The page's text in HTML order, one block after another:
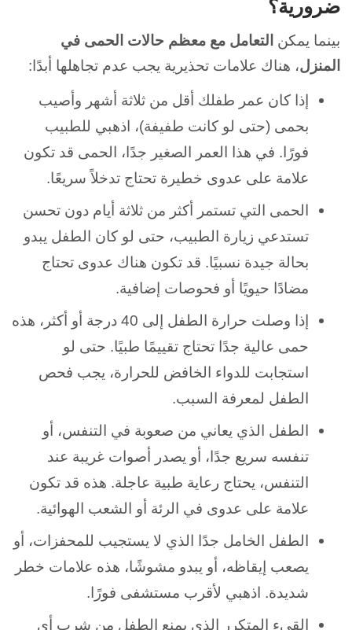
ضرورية؟
بينما يمكن التعامل مع معظم حالات الحمى في
المنزل، هناك علامات تحذيرية يجب عدم تجاهلها أبدًا:
إذا كان عمر طفلك أقل من ثلاثة أشهر وأصيب
بحمى (حتى لو كانت طفيفة)، اذهبي للطبيب
فورًا. في هذا العمر الصغير جدًا، الحمى قد تكون
علامة على عدوى خطيرة تحتاج تدخلاً سريعًا.
الحمى التي تستمر أكثر من ثلاثة أيام دون تحسن
تستدعي زيارة الطبيب، حتى لو كان الطفل يبدو
بحالة جيدة نسبيًا. قد تكون هناك عدوى تحتاج
مضادًا حيويًا أو فحوصات إضافية.
إذا وصلت حرارة الطفل إلى 40 درجة أو أكثر، هذه
حمى عالية جدًا تحتاج تقييمًا طبيًا. حتى لو
استجابت للدواء الخافض للحرارة، يجب فحص
الطفل لمعرفة السبب.
الطفل الذي يعاني من صعوبة في التنفس، أو
تنفسه سريع جدًا، أو يصدر أصوات غريبة عند
التنفس، يحتاج رعاية طبية عاجلة. هذه قد تكون
علامة على عدوى في الرئة أو الشعب الهوائية.
الطفل الخامل جدًا الذي لا يستجيب للمحفزات، أو
يصعب إيقاظه، أو يبدو مشوشًا، هذه علامات خطر
شديدة. اذهبي لأقرب مستشفى فورًا.
القيء المتكرر الذي يمنع الطفل من شرب أي